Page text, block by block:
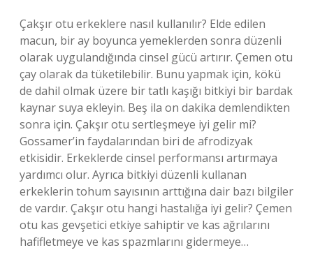
Çakşır otu erkeklere nasıl kullanılır? Elde edilen
macun, bir ay boyunca yemeklerden sonra düzenli
olarak uygulandığında cinsel gücü artırır. Çemen otu
çay olarak da tüketilebilir. Bunu yapmak için, kökü
de dahil olmak üzere bir tatlı kaşığı bitkiyi bir bardak
kaynar suya ekleyin. Beş ila on dakika demlendikten
sonra için. Çakşır otu sertleşmeye iyi gelir mi?
Gossamer’in faydalarından biri de afrodizyak
etkisidir. Erkeklerde cinsel performansı artırmaya
yardımcı olur. Ayrıca bitkiyi düzenli kullanan
erkeklerin tohum sayısının arttığına dair bazı bilgiler
de vardır. Çakşır otu hangi hastalığa iyi gelir? Çemen
otu kas gevşetici etkiye sahiptir ve kas ağrılarını
hafifletmeye ve kas spazmlarını gidermeye…